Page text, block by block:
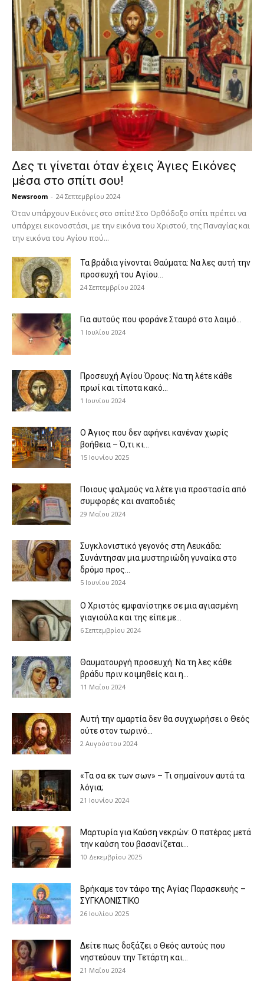
Δες τι γίνεται όταν έχεις Άγιες Εικόνες
μέσα στο σπίτι σου!
Newsroom - 24 Σεπτεμβρίου 2024
Όταν υπάρχουν Εικόνες στο σπίτι! Στο Ορθόδοξο σπίτι πρέπει να
υπάρχει εικονοστάσι, με την εικόνα του Χριστού, της Παν­αγίας και
την εικόνα του Αγίου πού...
Τα βράδια γίνονται Θαύματα: Να λες αυτή την
προσευχή του Αγίου...
24 Σεπτεμβρίου 2024
Για αυτούς που φοράνε Σταυρό στο λαιμό…
1 Ιουλίου 2024
Προσευχή Αγίου Όρους: Να τη λέτε κάθε
πρωί και τίποτα κακό...
1 Ιουνίου 2024
Ο Άγιος που δεν αφήνει κανέναν χωρίς
βοήθεια – Ό,τι κι...
15 Ιουνίου 2025
Ποιους ψαλμούς να λέτε για προστασία από
συμφορές και αναποδιές
29 Μαΐου 2024
Συγκλονιστικό γεγονός στη Λευκάδα:
Συνάντησαν μια μυστηριώδη γυναίκα στο
δρόμο προς...
5 Ιουνίου 2024
Ο Χριστός εμφανίστηκε σε μια αγιασμένη
γιαγιούλα και της είπε με...
6 Σεπτεμβρίου 2024
Θαυματουργή προσευχή: Να τη λες κάθε
βράδυ πριν κοιμηθείς και η...
11 Μαΐου 2024
Αυτή την αμαρτία δεν θα συγχωρήσει ο Θεός
ούτε στον τωρινό...
2 Αυγούστου 2024
«Τα σα εκ των σων» – Τι σημαίνουν αυτά τα
λόγια;
21 Ιουνίου 2024
Μαρτυρία για Καύση νεκρών: Ο πατέρας μετά
την καύση του βασανίζεται...
10 Δεκεμβρίου 2025
Βρήκαμε τον τάφο της Αγίας Παρασκευής –
ΣΥΓΚΛΟΝΙΣΤΙΚΟ
26 Ιουλίου 2025
Δείτε πως δοξάζει ο Θεός αυτούς που
νηστεύουν την Τετάρτη και...
21 Μαΐου 2024